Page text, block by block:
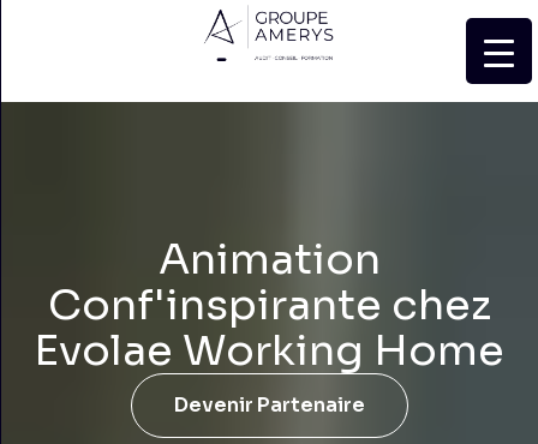
Animation
Conf'inspirante chez
Evolae Working Home
Devenir Partenaire